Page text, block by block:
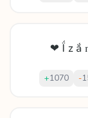
❤ Ḯ z ắ
+1070 -